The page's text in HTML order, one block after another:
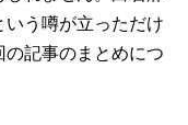
う噂が立っただけ
記事のまとめにつ